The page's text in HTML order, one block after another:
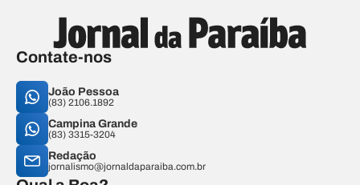
Contate-nos
João Pessoa
(83) 2106.1892
Campina Grande
(83) 3315-3204
Redação
jornalismo@jornaldaparaiba.com.br